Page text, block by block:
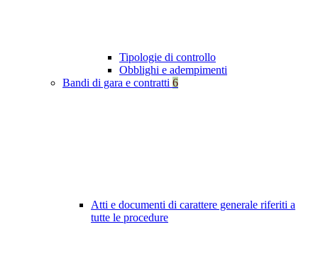
Tipologie di controllo
Obblighi e adempimenti
Bandi di gara e contratti 6
Atti e documenti di carattere generale riferiti a
tutte le procedure